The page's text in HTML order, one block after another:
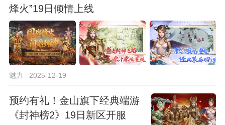
烽火”19日倾情上线
魅力 2025-12-19
预约有礼！金山旗下经典端游
《封神榜2》19日新区开服